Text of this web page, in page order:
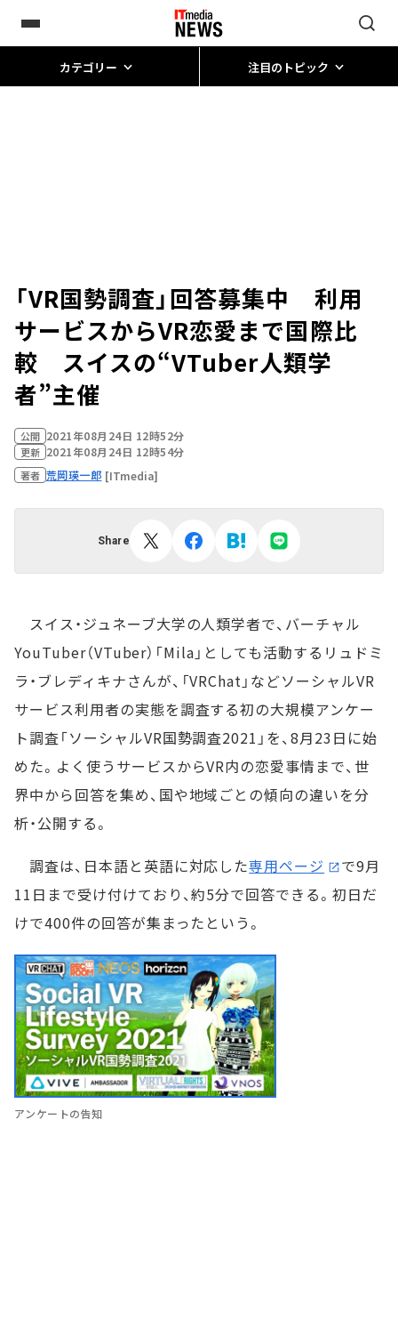
カテゴリー 注目のトピック
「VR国勢調査」回答募集中 利用
サービスからVR恋愛まで国際比
較 スイスの“VTuber人類学
者”主催
公開 2021年08月24日 12時52分
更新 2021年08月24日 12時54分
著者 荒岡瑛一郎 [ITmedia]
Share
スイス・ジュネーブ大学の人類学者で、バーチャル
YouTuber（VTuber）「Mila」としても活動するリュドミ
ラ・ブレディキナさんが、「VRChat」などソーシャルVR
サービス利用者の実態を調査する初の大規模アンケー
ト調査「ソーシャルVR国勢調査2021」を、8月23日に始
めた。よく使うサービスからVR内の恋愛事情まで、世
界中から回答を集め、国や地域ごとの傾向の違いを分
析・公開する。
調査は、日本語と英語に対応した専用ページ
で9月
11日まで受け付けており、約5分で回答できる。初日だ
けで400件の回答が集まったという。
アンケートの告知